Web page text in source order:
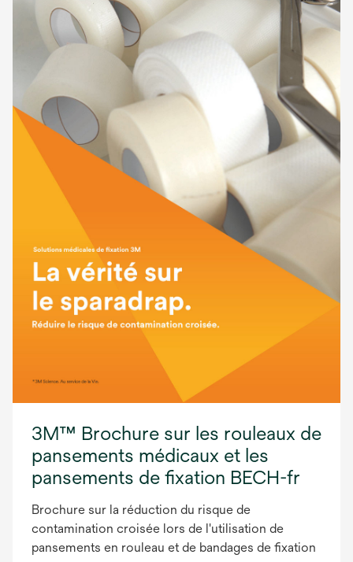
3M™ Brochure sur les rouleaux de
pansements médicaux et les
pansements de fixation BECH-fr
Brochure sur la réduction du risque de
contamination croisée lors de l'utilisation de
pansements en rouleau et de bandages de fixation